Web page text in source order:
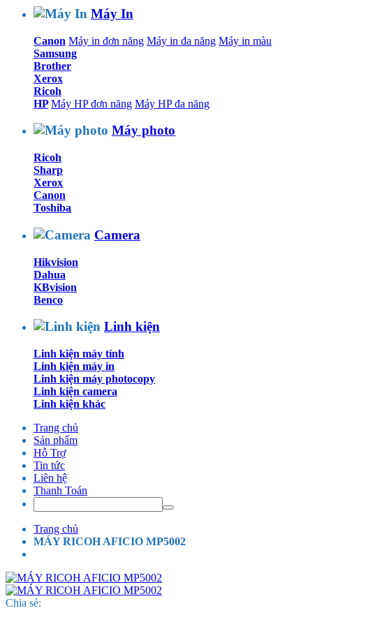
Máy In
Canon Máy in đơn năng Máy in đa năng Máy in màu
Samsung
Brother
Xerox
Ricoh
HP Máy HP đơn năng Máy HP đa năng
Máy photo
Ricoh
Sharp
Xerox
Canon
Toshiba
Camera
Hikvision
Dahua
KBvision
Benco
Linh kiện
Linh kiện máy tính
Linh kiện máy in
Linh kiện máy photocopy
Linh kiện camera
Linh kiện khác
Trang chủ
Sản phẩm
Hỗ Trợ
Tin tức
Liên hệ
Thanh Toán
Trang chủ
MÁY RICOH AFICIO MP5002
Chia sẻ: